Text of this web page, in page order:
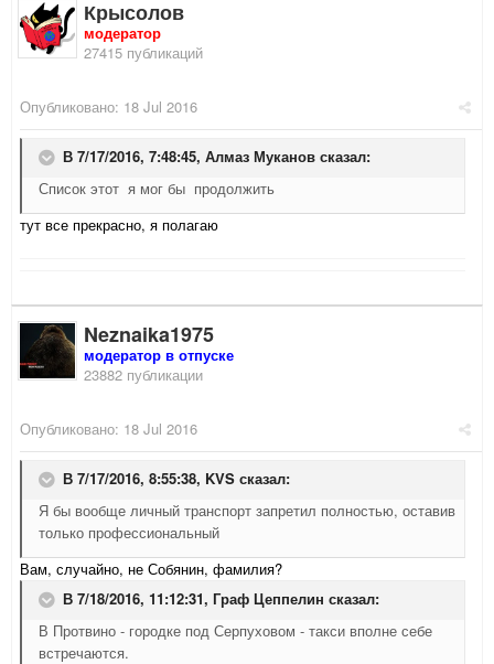
Крысолов
модератор
27415 публикаций
Опубликовано: 18 Jul 2016
В 7/17/2016, 7:48:45, Алмаз Муканов сказал:
Список этот я мог бы продолжить
тут все прекрасно, я полагаю
Neznaika1975
модератор в отпуске
23882 публикации
Опубликовано: 18 Jul 2016
В 7/17/2016, 8:55:38, KVS сказал:
Я бы вообще личный транспорт запретил полностью, оставив
только профессиональный
Вам, случайно, не Собянин, фамилия?
В 7/18/2016, 11:12:31, Граф Цеппелин сказал:
В Протвино - городке под Серпуховом - такси вполне себе
встречаются.